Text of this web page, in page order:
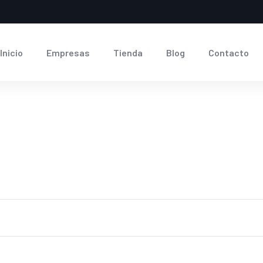
Inicio Empresas Tienda Blog Contacto